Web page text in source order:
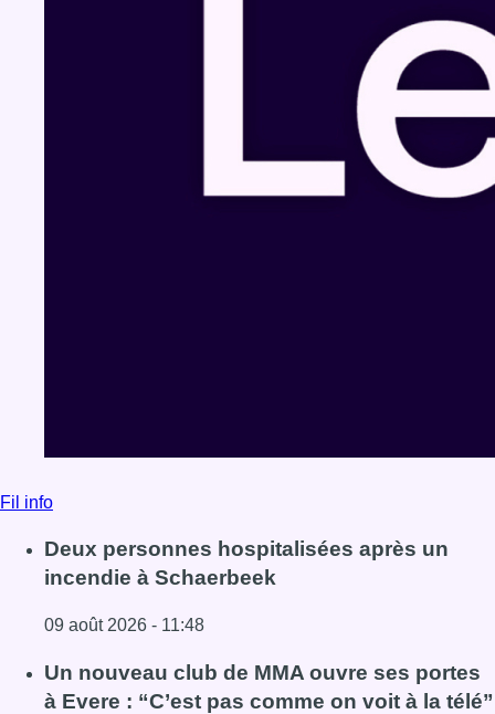
Fil info
Deux personnes hospitalisées après un
incendie à Schaerbeek
09 août 2026 - 11:48
Lire l'article Deux personnes hospitalisées après un
Un nouveau club de MMA ouvre ses portes
à Evere : “C’est pas comme on voit à la télé”